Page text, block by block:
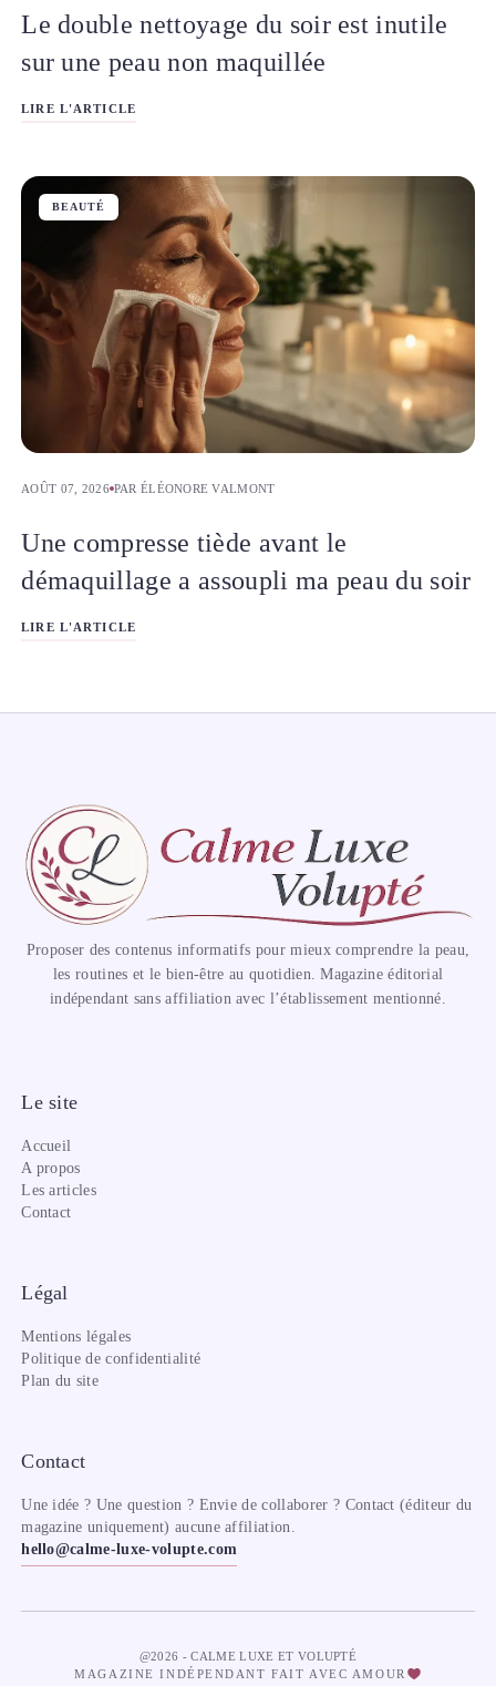
Le double nettoyage du soir est inutile
sur une peau non maquillée
LIRE L'ARTICLE
BEAUTÉ
AOÛT 07, 2026 PAR ÉLÉONORE VALMONT
Une compresse tiède avant le
démaquillage a assoupli ma peau du soir
LIRE L'ARTICLE
Proposer des contenus informatifs pour mieux comprendre la peau,
les routines et le bien-être au quotidien. Magazine éditorial
indépendant sans affiliation avec l’établissement mentionné.
Le site
Accueil
A propos
Les articles
Contact
Légal
Mentions légales
Politique de confidentialité
Plan du site
Contact
Une idée ? Une question ? Envie de collaborer ? Contact (éditeur du
magazine uniquement) aucune affiliation.
hello@calme-luxe-volupte.com
@2026 - CALME LUXE ET VOLUPTÉ
MAGAZINE INDÉPENDANT FAIT AVEC AMOUR